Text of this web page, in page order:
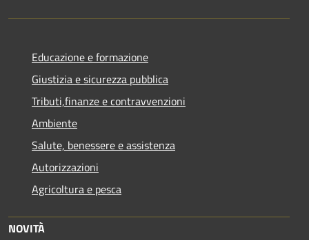
Educazione e formazione
Giustizia e sicurezza pubblica
Tributi,finanze e contravvenzioni
Ambiente
Salute, benessere e assistenza
Autorizzazioni
Agricoltura e pesca
NOVITÀ